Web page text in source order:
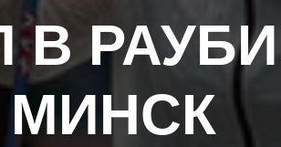
В
МИНСК